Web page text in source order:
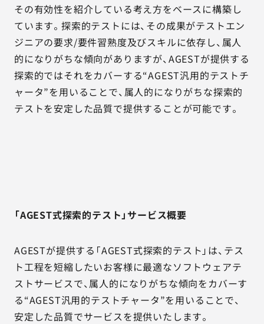
その有効性を紹介している考え方をベースに構築し
ています。探索的テストには、その成果がテストエン
ジニアの要求/要件習熟度及びスキルに依存し、属人
的になりがちな傾向がありますが、AGESTが提供する
探索的ではそれをカバーする“AGEST汎用的テストチ
ャータ”を用いることで、属人的になりがちな探索的
テストを安定した品質で提供することが可能です。
「AGEST式探索的テスト」サービス概要
AGESTが提供する「AGEST式探索的テスト」は、テス
ト工程を短縮したいお客様に最適なソフトウェアテ
ストサービスで、属人的になりがちな傾向をカバーす
る“AGEST汎用的テストチャータ”を用いることで、
安定した品質でサービスを提供いたします。